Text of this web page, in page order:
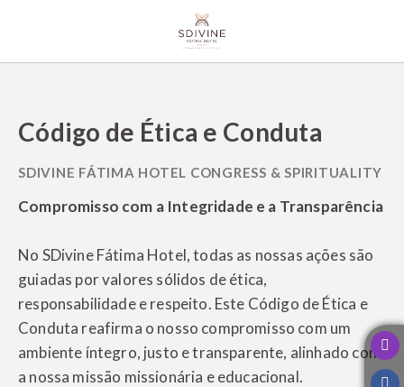
Código de Ética e Conduta
Compromisso com a Integridade e a Transparência
No SDivine Fátima Hotel, todas as nossas ações são
guiadas por valores sólidos de ética,
responsabilidade e respeito. Este Código de Ética e
Conduta reafirma o nosso compromisso com um
ambiente íntegro, justo e transparente, alinhado com
a nossa missão missionária e educacional.